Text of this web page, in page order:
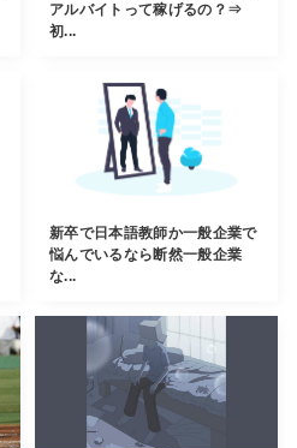
アルバイトって稼げるの？⇒
初...
新卒で日本語教師か一般企業で
悩んでいるなら断然一般企業
な...